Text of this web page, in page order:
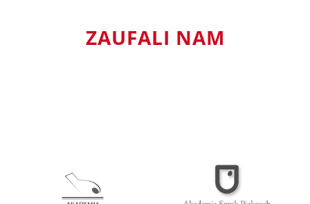
ZAUFALI NAM